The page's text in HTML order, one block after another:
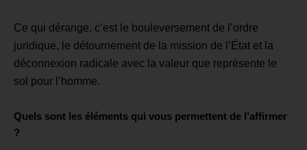
Ce qui dérange, c’est le bouleversement de l’ordre
juridique, le détournement de la mission de l’État et la
déconnexion radicale avec la valeur que représente le
sol pour l’homme.
Quels sont les éléments qui vous permettent de l’affirmer
?